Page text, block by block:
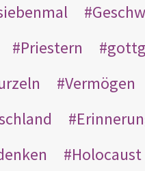
Priestern
Vermögen
Holocaust